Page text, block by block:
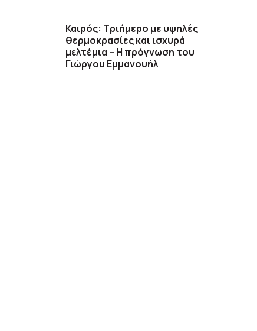
Καιρός: Τριήμερο με υψηλές
θερμοκρασίες και ισχυρά
μελτέμια – Η πρόγνωση του
Γιώργου Εμμανουήλ